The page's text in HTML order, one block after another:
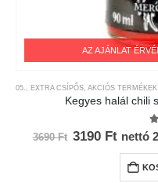
AZ AJÁNLAT
05., EXTRA CSÍPŐS AKCIÓS TERMÉKEK
Kegyes halál chili
3690Ft Original
3190 Ft
is:
3190
nettó